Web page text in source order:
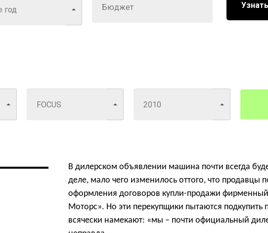
В дилерском объявлении машина почти всегда
деле, мало чего изменилось оттого, что продавцы
оформления договоров купли-продажи
Моторс». Но эти перекупщики пытаются
всячески намекают: «мы – почти официальный